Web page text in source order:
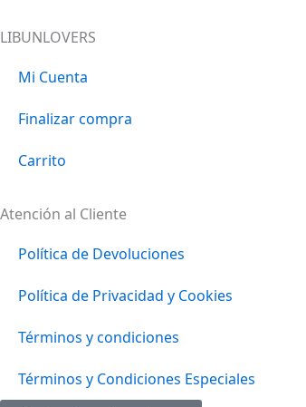
LIBUNLOVERS
Mi Cuenta
Finalizar compra
Carrito
Atención al Cliente
Política de Devoluciones
Política de Privacidad y Cookies
Términos y condiciones
Términos y Condiciones Especiales